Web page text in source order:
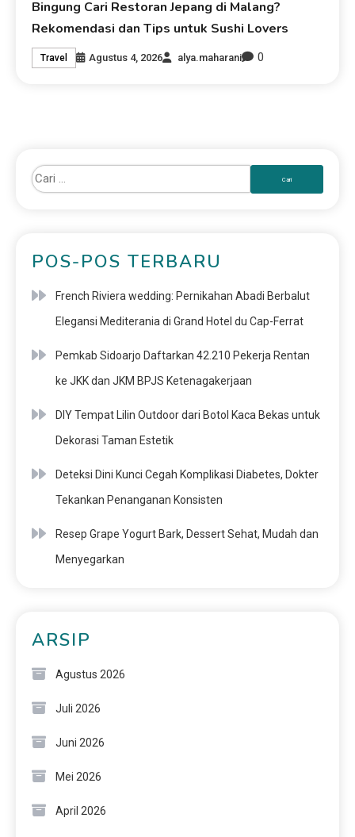
Bingung Cari Restoran Jepang di Malang?
Rekomendasi dan Tips untuk Sushi Lovers
Travel Agustus 4, 2026 alya.maharani 0
POS-POS TERBARU
French Riviera wedding: Pernikahan Abadi Berbalut
Elegansi Mediterania di Grand Hotel du Cap-Ferrat
Pemkab Sidoarjo Daftarkan 42.210 Pekerja Rentan
ke JKK dan JKM BPJS Ketenagakerjaan
DIY Tempat Lilin Outdoor dari Botol Kaca Bekas untuk
Dekorasi Taman Estetik
Deteksi Dini Kunci Cegah Komplikasi Diabetes, Dokter
Tekankan Penanganan Konsisten
Resep Grape Yogurt Bark, Dessert Sehat, Mudah dan
Menyegarkan
ARSIP
Agustus 2026
Juli 2026
Juni 2026
Mei 2026
April 2026